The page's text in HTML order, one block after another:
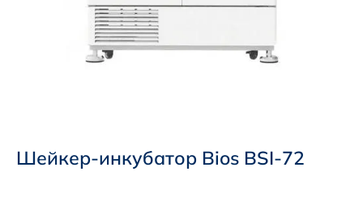
Шейкер-инкубатор Bios BSI-72